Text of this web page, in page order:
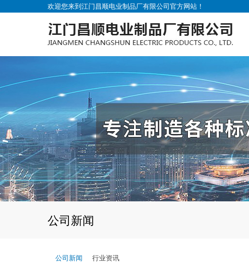
欢迎您来到江门昌顺电业制品厂有限公司官方网站！
公司新闻
公司新闻 行业资讯